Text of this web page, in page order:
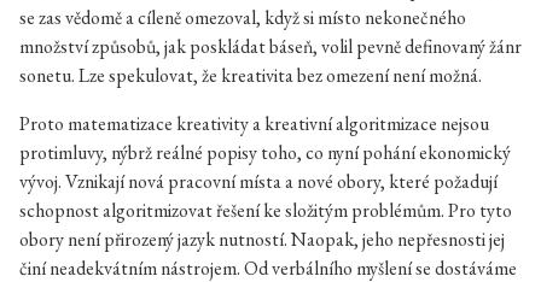
se zas vědomě a cíleně omezoval, když si místo nekonečného
množství způsobů, jak poskládat báseň, volil pevně definovaný žánr
sonetu. Lze spekulovat, že kreativita bez omezení není možná.
Proto matematizace kreativity a kreativní algoritmizace nejsou
protimluvy, nýbrž reálné popisy toho, co nyní pohání ekonomický
vývoj. Vznikají nová pracovní místa a nové obory, které požadují
schopnost algoritmizovat řešení ke složitým problémům. Pro tyto
obory není přirozený jazyk nutností. Naopak, jeho nepřesnosti jej
činí neadekvátním nástrojem. Od verbálního myšlení se dostáváme